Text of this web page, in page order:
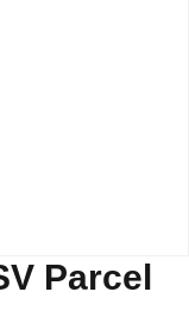
Parcel